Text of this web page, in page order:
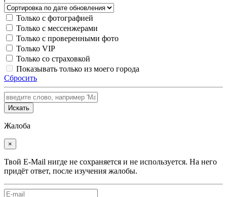
Только с фотографией
Только с мессенжерами
Только с проверенными фото
Только VIP
Только со страховкой
Показывать только из моего города
Сбросить
Искать
Жалоба
×
Твой E-Mail нигде не сохраняется и не используется. На него
придёт ответ, после изучения жалобы.